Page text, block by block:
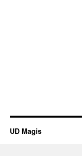
UD Magis